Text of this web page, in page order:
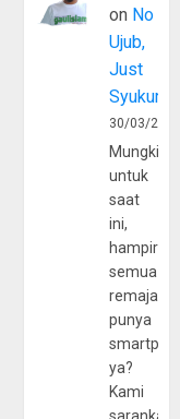
on No
Ujub,
Just
Syukur
30/03/
Mungkin
untuk
saat
ini,
hampir
semua
remaja
punya
ya?
Kami